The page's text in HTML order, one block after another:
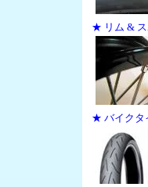
★ リム & ス
★ バイクタ